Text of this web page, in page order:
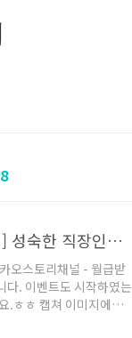
[추천 스토리채널] 성숙한 직장인들의 '로동' 이야기 '월급받는날'
오스토리채널 - 월급받
다. 이벤트도 시작하였는
.ㅎㅎ 캡쳐 이미지에서
해서... 느낌/댓글/공유